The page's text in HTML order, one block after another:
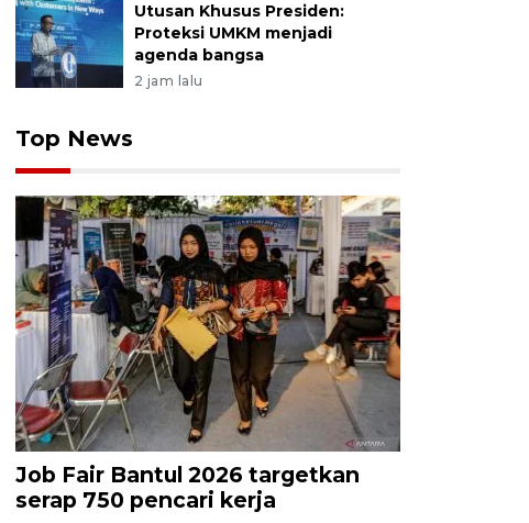
Utusan Khusus Presiden:
Proteksi UMKM menjadi
agenda bangsa
2 jam lalu
Top News
Job Fair Bantul 2026 targetkan
serap 750 pencari kerja